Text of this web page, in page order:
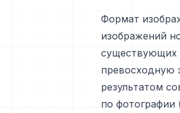
Формат
изображений
существующих
превосходную
результатом
по фотографии